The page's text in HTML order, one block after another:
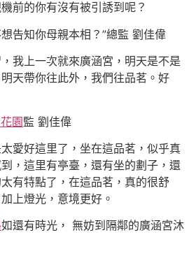
前的你有沒有被引誘到呢？
告知你母親本相？”總監 劉佳偉
我上一次就來廣涵宮，明天是不是
天帶你往此外，我們往品茗。好
園監 劉佳偉
愛好這里了，坐在這品茗，似乎真
，這里有亭臺，還有坐的劃子，還
有特點了，在這品茗，真的很舒
上燈光，意境更好。
如還有時光， 無妨到隔鄰的廣涵宮沐